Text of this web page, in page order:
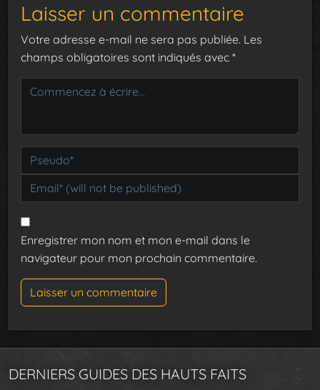
Laisser un commentaire
Votre adresse e-mail ne sera pas publiée. Les
champs obligatoires sont indiqués avec *
Enregistrer mon nom et mon e-mail dans le
navigateur pour mon prochain commentaire.
DERNIERS GUIDES DES HAUTS FAITS